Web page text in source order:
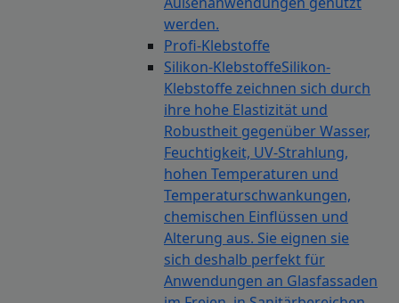
werden.
Profi-Klebstoffe
Silikon-KlebstoffeSilikon-
Klebstoffe zeichnen sich durch
ihre hohe Elastizität und
Robustheit gegenüber Wasser,
Feuchtigkeit, UV-Strahlung,
hohen Temperaturen und
Temperaturschwankungen,
chemischen Einflüssen und
Alterung aus. Sie eignen sie
sich deshalb perfekt für
Anwendungen an Glasfassaden